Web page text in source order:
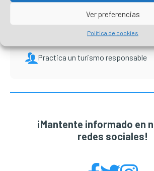
Ver preferencias
Política de cookies
Respeta las recomendaciones y
Consume local y ayuda a los
Practica un turismo responsable
¡Mantente informado en
redes sociales!